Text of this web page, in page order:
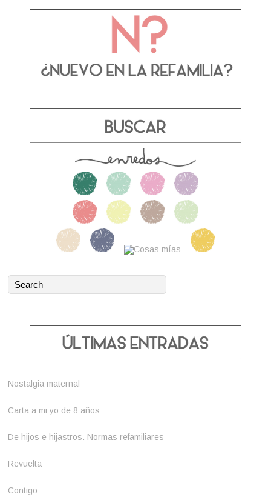
Nostalgia maternal
Carta a mi yo de 8 años
De hijos e hijastros. Normas refamiliares
Revuelta
Contigo